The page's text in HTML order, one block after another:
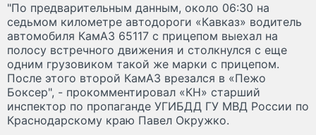
"По предварительным данным, около 06:30 на
седьмом километре автодороги «Кавказ» водитель
автомобиля КамАЗ 65117 с прицепом выехал на
полосу встречного движения и столкнулся с еще
одним грузовиком такой же марки с прицепом.
После этого второй КамАЗ врезался в «Пежо
Боксер", - прокомментировал «КН» старший
инспектор по пропаганде УГИБДД ГУ МВД России по
Краснодарскому краю Павел Окружко.